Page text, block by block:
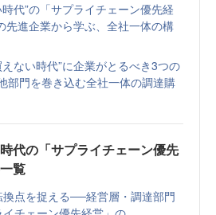
時代”の「サプライチェーン優先経
先進企業から学ぶ、全社一体の構
えない時代”に企業がとるべき3つの
部門を巻き込む全社一体の調達購
代の「サプライチェーン優先
覧
換点を捉える──経営層・調達部門